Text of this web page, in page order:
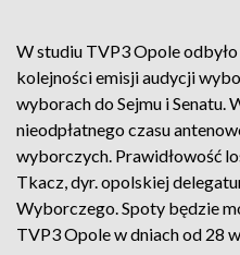
W studiu TVP3 Opole
kolejności emisji audycji
wyborach do Sejmu i Senatu.
nieodpłatnego czasu
wyborczych. Prawidłowość
Tkacz, dyr. opolskiej
Wyborczego. Spoty będzie
TVP3 Opole w dniach od 28